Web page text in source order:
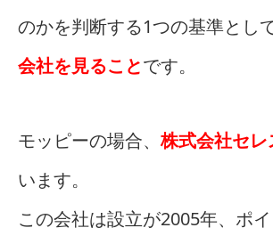
のかを判断する1つの基準とし
会社を見ることです。
モッピーの場合、株式会社セレ
います。
この会社は設立が2005年、ポ